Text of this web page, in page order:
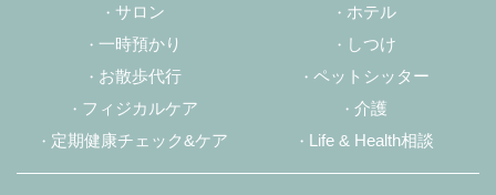
サロン
ホテル
一時預かり
しつけ
お散歩代行
ペットシッター
フィジカルケア
介護
定期健康チェック&ケア
Life & Health相談